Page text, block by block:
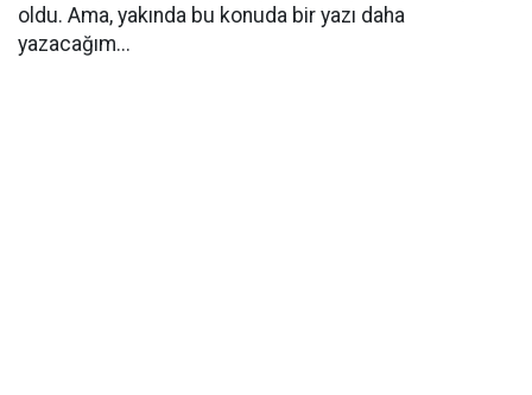
oldu. Ama, yakında bu konuda bir yazı daha
yazacağım...